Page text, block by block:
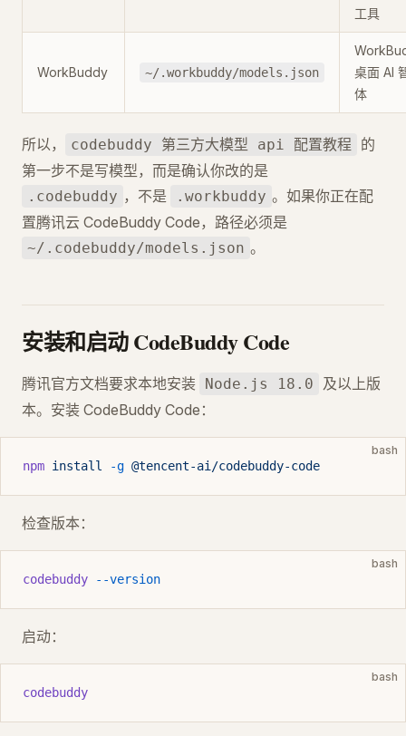
工具
WorkBuddy ~/.workbuddy/models.json
桌面 AI
体
所以， codebuddy 第三方大模型 api 配置教程
的
第一步不是写模型，而是确认你改的是
.codebuddy ，不是 .workbuddy 。如果你正在配
置腾讯云 CodeBuddy Code，路径必须是
~/.codebuddy/models.json 。
安装和启动 CodeBuddy Code
腾讯官方文档要求本地安装 Node.js 18.0
及以上版
本。安装 CodeBuddy Code：
bash
npm install -g @tencent-ai/codebuddy-code
检查版本：
bash
codebuddy --version
启动：
bash
codebuddy